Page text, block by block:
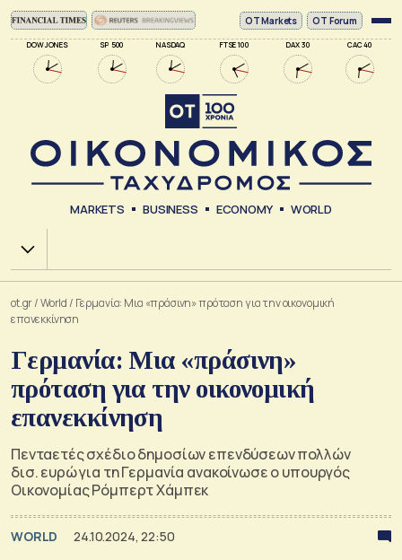
DOW JONES SP 500 NASDAQ FTSE 100 DAX 30 CAC 40
ΟΤ Markets OT Forum
MARKETS BUSINESS ECONOMY WORLD
Χ.Α.
ot.gr/World / Γερμανία: Μια «πράσινη» πρόταση για την οικονομική
επανεκκίνηση
Γερμανία: Μια «πράσινη»
πρόταση για την οικονομική
επανεκκίνηση
Πενταετές σχέδιο δημοσίων επενδύσεων πολλών
δισ. ευρώ για τη Γερμανία ανακοίνωσε ο υπουργός
Οικονομίας Ρόμπερτ Χάμπεκ
WORLD 24.10.2024, 22:50